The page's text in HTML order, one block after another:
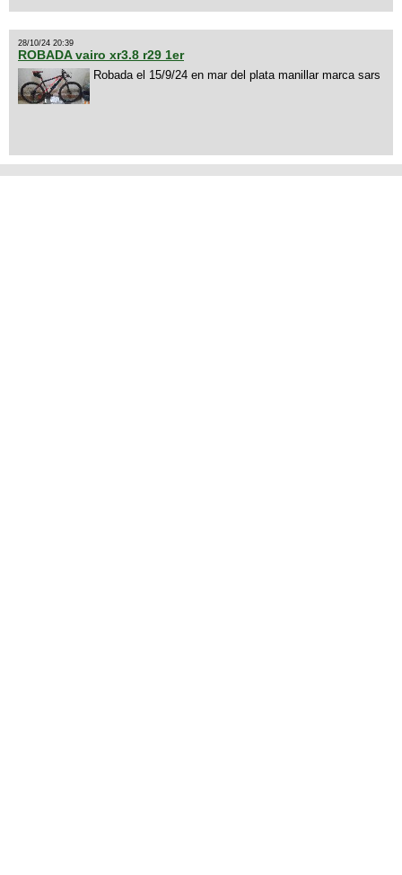
28/10/24 20:39
ROBADA vairo xr3.8 r29 1er
Robada el 15/9/24 en mar del plata manillar marca sars